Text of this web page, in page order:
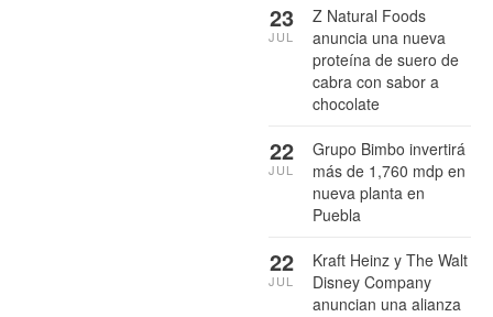
Z Natural Foods
anuncia una nueva
proteína de suero de
cabra con sabor a
chocolate
23
JUL
Grupo Bimbo invertirá
más de 1,760 mdp en
nueva planta en
Puebla
22
JUL
Kraft Heinz y The Walt
Disney Company
anuncian una alianza
22
JUL